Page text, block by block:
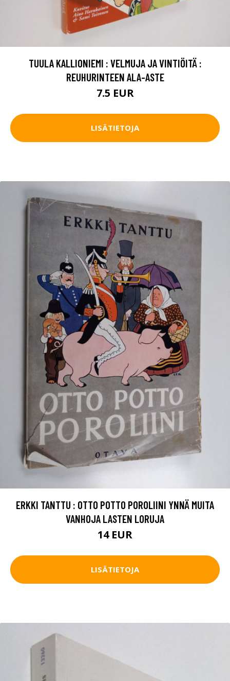
TUULA KALLIONIEMI : VELMUJA JA VINTIÖITÄ :
REUHURINTEEN ALA-ASTE
7.5 EUR
LISÄTIETOJA
ERKKI TANTTU : OTTO POTTO POROLIINI YNNÄ MUITA
VANHOJA LASTEN LORUJA
14 EUR
LISÄTIETOJA